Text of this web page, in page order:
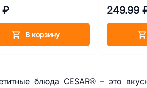
блюда CESAR® – это
₽
В корзину
249.99